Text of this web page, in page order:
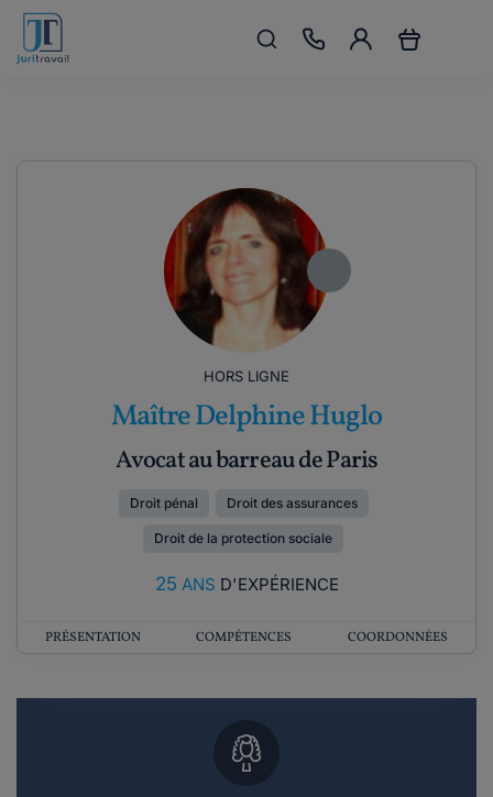
HORS LIGNE
Maître Delphine Huglo
Avocat au barreau de Paris
Droit pénal Droit des assurances
Droit de la protection sociale
25 ANS D'EXPÉRIENCE
PRÉSENTATION COMPÉTENCES COORDONNÉES